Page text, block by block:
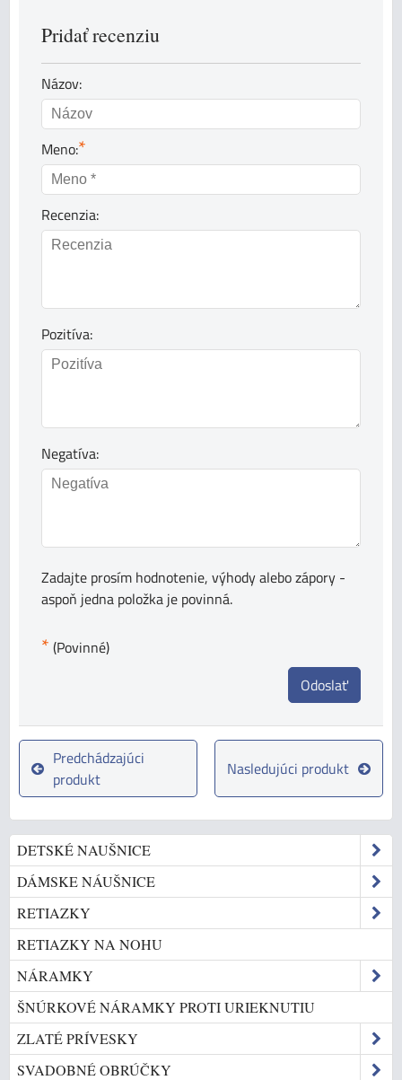
Pridať recenziu
Názov:
Meno:*
Recenzia:
Pozitíva:
Negatíva:
Zadajte prosím hodnotenie, výhody alebo zápory -
aspoň jedna položka je povinná.
* (Povinné)
Odoslať
Predchádzajúci
produkt
Nasledujúci produkt
DETSKÉ NAUŠNICE
DÁMSKE NÁUŠNICE
RETIAZKY
RETIAZKY NA NOHU
NÁRAMKY
ŠNÚRKOVÉ NÁRAMKY PROTI URIEKNUTIU
ZLATÉ PRÍVESKY
SVADOBNÉ OBRÚČKY